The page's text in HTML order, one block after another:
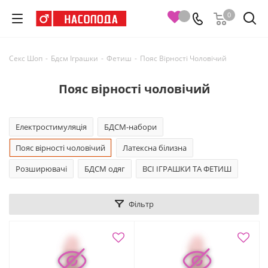
0
Секс Шоп - Бдсм Іграшки - Фетиш - Пояс Вірності Чоловічий
Пояс вірності чоловічий
Фільтр
Електростимуляція
БДСМ-набори
Пояс вірності чоловічий
Латексна білизна
Розширювачі
БДСМ одяг ВСІ ІГРАШКИ ТА ФЕТИШ